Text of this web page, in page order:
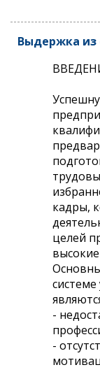
Выдержка из
кадры,
целей
-
-